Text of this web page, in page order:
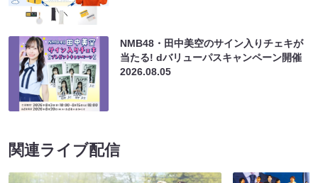
NMB48・田中美空のサイン入りチェキが
当たる! dバリューパスキャンペーン開催
2026.08.05
関連ライブ配信